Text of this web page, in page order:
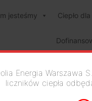
jesteśmy Ciepło
Energia Warszawa
liczników ciepła